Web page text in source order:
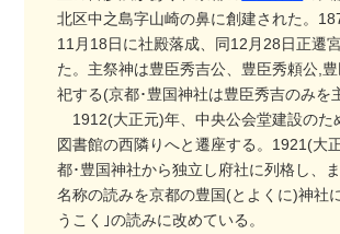
北区中之島字山崎の鼻に創建された。
11月18日に社殿落成、同12月28日正遷
た。主祭神は豊臣秀吉公、豊臣秀頼公,
祀する(京都･豊国神社は豊臣秀吉のみを
1912(大正元)年、中央公会堂建設のた
図書館の西隣りへと遷座する。1921(大
都･豊国神社から独立し府社に列格し、ま
名称の読みを京都の豊国(とよくに)神社
うこく｣の読みに改めている。